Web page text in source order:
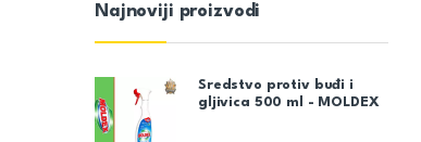
Najnoviji proizvodi
Sredstvo protiv buđi i
gljivica 500 ml - MOLDEX